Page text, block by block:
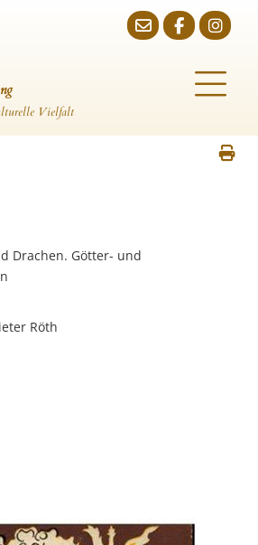
Vielfalt
Drachen. Götter- und
Röth